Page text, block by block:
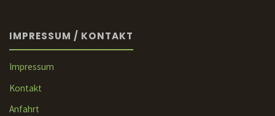
IMPRESSUM / KONTAKT
Impressum
Kontakt
Anfahrt